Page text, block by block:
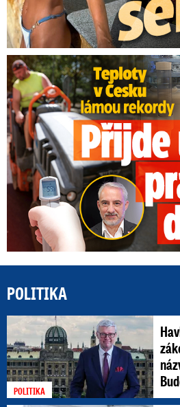
Teploty v Česku lámou rekordy:
POLITIKA
POLITIKA